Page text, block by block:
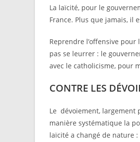
La laïcité, pour le
France. Plus que jamais, il
Reprendre l’offensive
pas se leurrer : le
avec le catholicisme, pour
CONTRE LES
Le dévoiement, largement
manière systématique la
laïcité a changé de nature